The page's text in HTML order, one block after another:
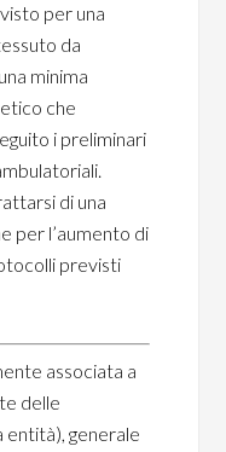
per una
da
minima
che
i preliminari
di una
per l’aumento di
previsti
associata a
delle
entità), generale